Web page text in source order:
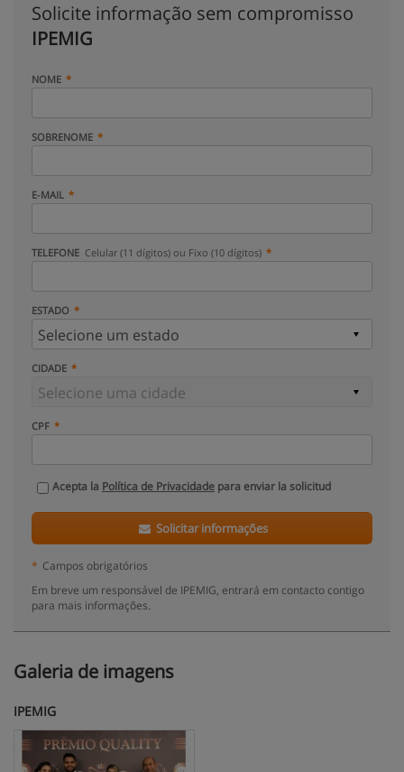
Solicite informação sem compromisso
IPEMIG
NOME
SOBRENOME
E-MAIL
TELEFONE Celular (11 dígitos) ou Fixo (10 dígitos)
ESTADO
CIDADE
CPF
Acepta la Política de Privacidade para enviar la solicitud
Solicitar informações
* Campos obrigatórios
Em breve um responsável de IPEMIG, entrará em contacto contigo
para mais informações.
Galeria de imagens
IPEMIG